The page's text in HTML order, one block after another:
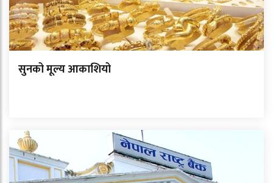
सुनको मूल्य आकाशियो